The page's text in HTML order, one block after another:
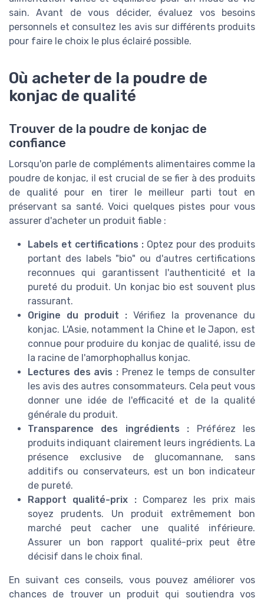
sain. Avant de vous décider, évaluez vos besoins
personnels et consultez les avis sur différents produits
pour faire le choix le plus éclairé possible.
Où acheter de la poudre de
konjac de qualité
Trouver de la poudre de konjac de
confiance
Lorsqu'on parle de compléments alimentaires comme la
poudre de konjac, il est crucial de se fier à des produits
de qualité pour en tirer le meilleur parti tout en
préservant sa santé. Voici quelques pistes pour vous
assurer d'acheter un produit fiable :
Labels et certifications : Optez pour des produits
portant des labels "bio" ou d'autres certifications
reconnues qui garantissent l'authenticité et la
pureté du produit. Un konjac bio est souvent plus
rassurant.
Origine du produit : Vérifiez la provenance du
konjac. L'Asie, notamment la Chine et le Japon, est
connue pour produire du konjac de qualité, issu de
la racine de l'amorphophallus konjac.
Lectures des avis :Prenez le temps de consulter
les avis des autres consommateurs. Cela peut vous
donner une idée de l'efficacité et de la qualité
générale du produit.
Transparence des ingrédients : Préférez les
produits indiquant clairement leurs ingrédients. La
présence exclusive de glucomannane, sans
additifs ou conservateurs, est un bon indicateur
de pureté.
Rapport qualité-prix :Comparez les prix mais
soyez prudents. Un produit extrêmement bon
marché peut cacher une qualité inférieure.
Assurer un bon rapport qualité-prix peut être
décisif dans le choix final.
En suivant ces conseils, vous pouvez améliorer vos
chances de trouver un produit qui soutiendra vos